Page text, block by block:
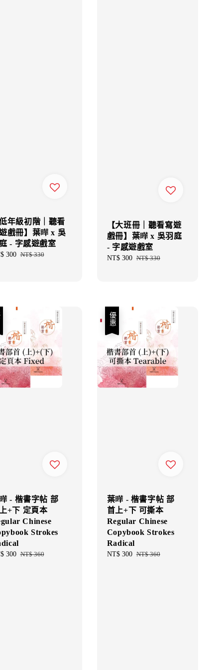
年級初階｜聽看
戲冊】葉曄 x 吳
- 字感遊戲室
300 Regular
NT$ 330
【大班冊｜聽看寫遊
戲冊】葉曄 x 吳羽庭
- 字感遊戲室
Sale
NT$ 300 Regular
NT$ 330
- 楷書字帖 部
+下 定頁本
Chinese
Strokes
300 Regular
NT$ 360
優惠
葉曄 - 楷書字帖 部
首上+下 可撕本
Regular Chinese
Copybook Strokes
Radical
Sale
NT$ 300 Regular
NT$ 360